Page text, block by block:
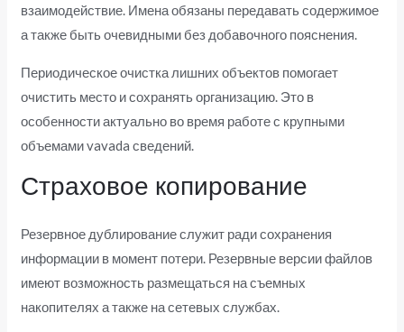
взаимодействие. Имена обязаны передавать содержимое
а также быть очевидными без добавочного пояснения.
Периодическое очистка лишних объектов помогает
очистить место и сохранять организацию. Это в
особенности актуально во время работе с крупными
объемами vavada сведений.
Страховое копирование
Резервное дублирование служит ради сохранения
информации в момент потери. Резервные версии файлов
имеют возможность размещаться на съемных
накопителях а также на сетевых службах.